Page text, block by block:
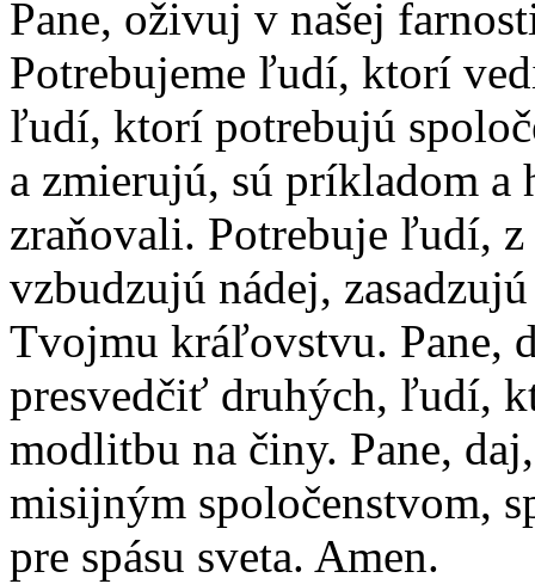
Pane, oživuj v našej
Potrebujeme ľudí, ktorí
ľudí, ktorí potrebujú
a zmierujú, sú príkladom a
zraňovali. Potrebuje ľudí,
vzbudzujú nádej,
Tvojmu kráľovstvu. Pane,
presvedčiť druhých, ľudí,
modlitbu na činy. Pane,
misijným spoločenstvom,
pre spásu sveta. Amen.